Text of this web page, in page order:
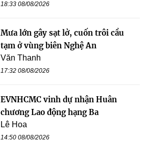
18:33 08/08/2026
Mưa lớn gây sạt lở, cuốn trôi cầu
tạm ở vùng biên Nghệ An
Văn Thanh
17:32 08/08/2026
EVNHCMC vinh dự nhận Huân
chương Lao động hạng Ba
Lê Hoa
14:50 08/08/2026